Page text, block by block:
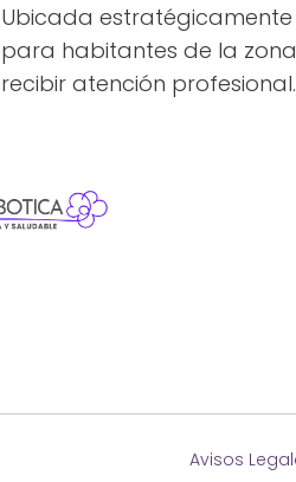
Ubicada
para habitantes de la
recibir atención profesional.
Avisos